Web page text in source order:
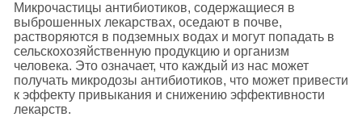
Микрочастицы антибиотиков, содержащиеся в
выброшенных лекарствах, оседают в почве,
растворяются в подземных водах и могут попадать в
сельскохозяйственную продукцию и организм
человека. Это означает, что каждый из нас может
получать микродозы антибиотиков, что может привести
к эффекту привыкания и снижению эффективности
лекарств.